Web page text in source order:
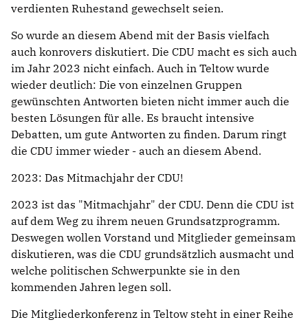
verdienten Ruhestand gewechselt seien.
So wurde an diesem Abend mit der Basis vielfach
auch konrovers diskutiert. Die CDU macht es sich auch
im Jahr 2023 nicht einfach. Auch in Teltow wurde
wieder deutlich: Die von einzelnen Gruppen
gewünschten Antworten bieten nicht immer auch die
besten Lösungen für alle. Es braucht intensive
Debatten, um gute Antworten zu finden. Darum ringt
die CDU immer wieder - auch an diesem Abend.
2023: Das Mitmachjahr der CDU!
2023 ist das "Mitmachjahr" der CDU. Denn die CDU ist
auf dem Weg zu ihrem neuen Grundsatzprogramm.
Deswegen wollen Vorstand und Mitglieder gemeinsam
diskutieren, was die CDU grundsätzlich ausmacht und
welche politischen Schwerpunkte sie in den
kommenden Jahren legen soll.
Die Mitgliederkonferenz in Teltow steht in einer Reihe